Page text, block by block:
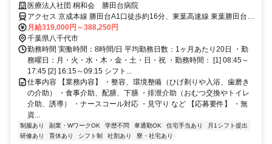
医療法人社団 桐和会 勝田台病院
アクセス 京成本線 勝田台A1口徒歩約16分、東葉高速線 東葉勝田台
A1口徒歩約16分 ※無料送迎バス有り、車通勤可能
月給319,000円～388,250円
千葉県八千代市
勤務時間 実働時間：8時間/日 平均勤務日数：1ヶ月あたり20日 ・勤
務曜日：月・火・水・木・金・土・日・祝 ・勤務時間： [1] 08:45～
17:45 [2] 16:15～09:15 シフト...
仕事内容 【業務内容】 ・整容、環境整備（ひげ剃りや入浴、歯磨き
の介助） ・食事介助、配膳、下膳 ・排泄介助（おむつ交換やトイレ
介助、誘導） ・ナースコール対応 ・見守り など 【応募要件】 ・無
資...
制服あり 副業・WワークOK 学歴不問 車通勤OK 住宅手当あり
月1シフト提出
研修あり
育休あり シフト制 社割あり 寮・社宅あり